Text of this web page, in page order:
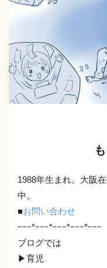
1988年生まれ。大阪
中。
■お問い合わせ
ｰｰｰ*ｰｰｰ*ｰｰｰ*ｰｰｰ*ｰｰｰ
ブログでは
▶︎育児